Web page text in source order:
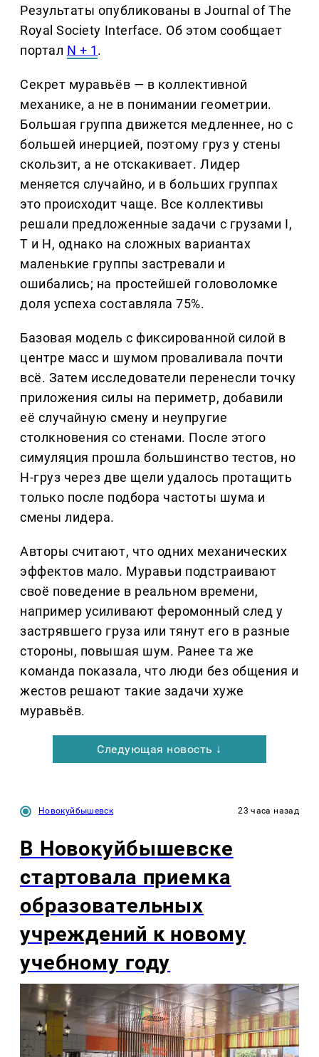
Результаты опубликованы в Journal of The
Royal Society Interface. Об этом сообщает
портал N + 1.
Секрет муравьёв — в коллективной
механике, а не в понимании геометрии.
Большая группа движется медленнее, но с
большей инерцией, поэтому груз у стены
скользит, а не отскакивает. Лидер
меняется случайно, и в больших группах
это происходит чаще. Все коллективы
решали предложенные задачи с грузами I,
T и H, однако на сложных вариантах
маленькие группы застревали и
ошибались; на простейшей головоломке
доля успеха составляла 75%.
Базовая модель с фиксированной силой в
центре масс и шумом проваливала почти
всё. Затем исследователи перенесли точку
приложения силы на периметр, добавили
её случайную смену и неупругие
столкновения со стенами. После этого
симуляция прошла большинство тестов, но
H-груз через две щели удалось протащить
только после подбора частоты шума и
смены лидера.
Авторы считают, что одних механических
эффектов мало. Муравьи подстраивают
своё поведение в реальном времени,
например усиливают феромонный след у
застрявшего груза или тянут его в разные
стороны, повышая шум. Ранее та же
команда показала, что люди без общения и
жестов решают такие задачи хуже
муравьёв.
Следующая новость ↓
Новокуйбышевск 23 часа назад
В Новокуйбышевске
стартовала приемка
образовательных
учреждений к новому
учебному году